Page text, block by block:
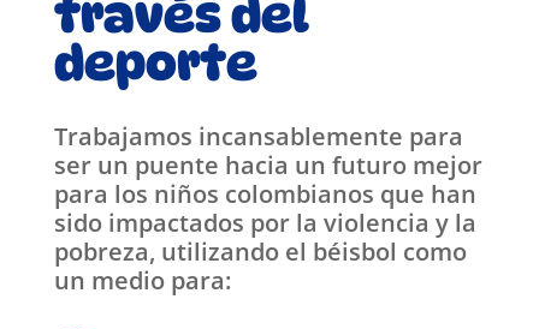
través del
deporte
Trabajamos incansablemente para
ser un puente hacia un futuro mejor
para los niños colombianos que han
sido impactados por la violencia y la
pobreza, utilizando el béisbol como
un medio para: